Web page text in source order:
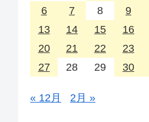
6 7 8 9
13
14 15 16
20
21 22 23
27
28 29 30
« 12月 2月 »